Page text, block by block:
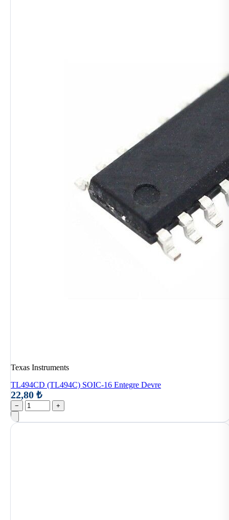
Texas Instruments
TL494CD (TL494C) SOIC-16 Entegre Devre
22,80 ₺
− +